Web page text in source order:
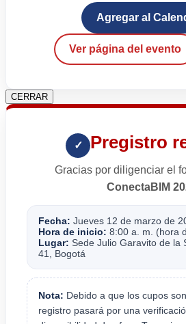
Agregar al
Ver página del evento
CERRAR
✓ Pregistro
Gracias por diligenciar el
ConectaBIM
Fecha: Jueves 12 de marzo de
Hora de inicio: 8:00 a. m. (hora
Lugar: Sede Julio Garavito de la
41, Bogotá
Nota: Debido a que los cupos
registro pasará por una